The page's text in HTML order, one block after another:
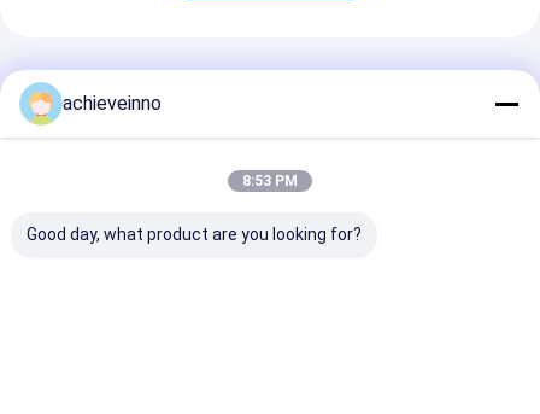
추천된 제품
achieveinno
8:53 PM
Good day, what product are you looking for?